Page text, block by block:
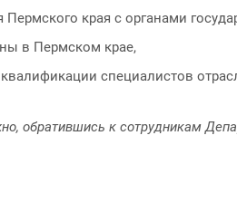
края с органами
в Пермском крае,
специалистов
обратившись к сотрудникам